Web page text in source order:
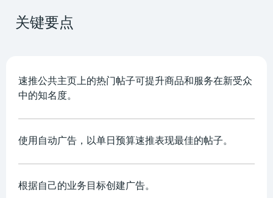
关键要点
速推公共主页上的热门帖子可提升商品和服务在新受众
中的知名度。
使用自动广告，以单日预算速推表现最佳的帖子。
根据自己的业务目标创建广告。